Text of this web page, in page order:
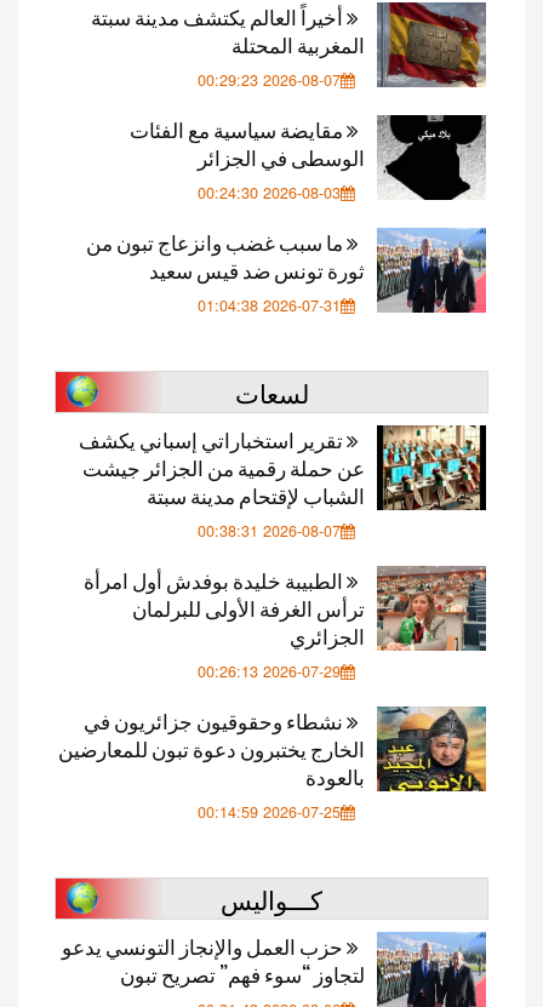
أخيراً العالم يكتشف مدينة سبتة
المغربية المحتلة
2026-08-07 00:29:23
مقايضة سياسية مع الفئات
الوسطى في الجزائر
2026-08-03 00:24:30
ما سبب غضب وانزعاج تبون من
ثورة تونس ضد قيس سعيد
2026-07-31 01:04:38
لسعات
تقرير استخباراتي إسباني يكشف
عن حملة رقمية من الجزائر جيشت
الشباب لإقتحام مدينة سبتة
2026-08-07 00:38:31
الطبيبة خليدة بوفدش أول امرأة
ترأس الغرفة الأولى للبرلمان
الجزائري
2026-07-29 00:26:13
نشطاء وحقوقيون جزائريون في
الخارج يختبرون دعوة تبون للمعارضين
بالعودة
2026-07-25 00:14:59
كـــواليس
حزب العمل والإنجاز التونسي يدعو
لتجاوز “سوء فهم” تصريح تبون